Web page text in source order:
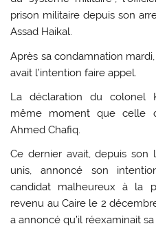
prison militaire depuis son
Assad Haikal.
Après sa condamnation mardi,
avait l’intention faire appel.
La déclaration du colonel
même moment que celle
Ahmed Chafiq.
Ce dernier avait, depuis son
unis, annoncé son
candidat malheureux à la
revenu au Caire le 2
a annoncé qu’il réexaminait